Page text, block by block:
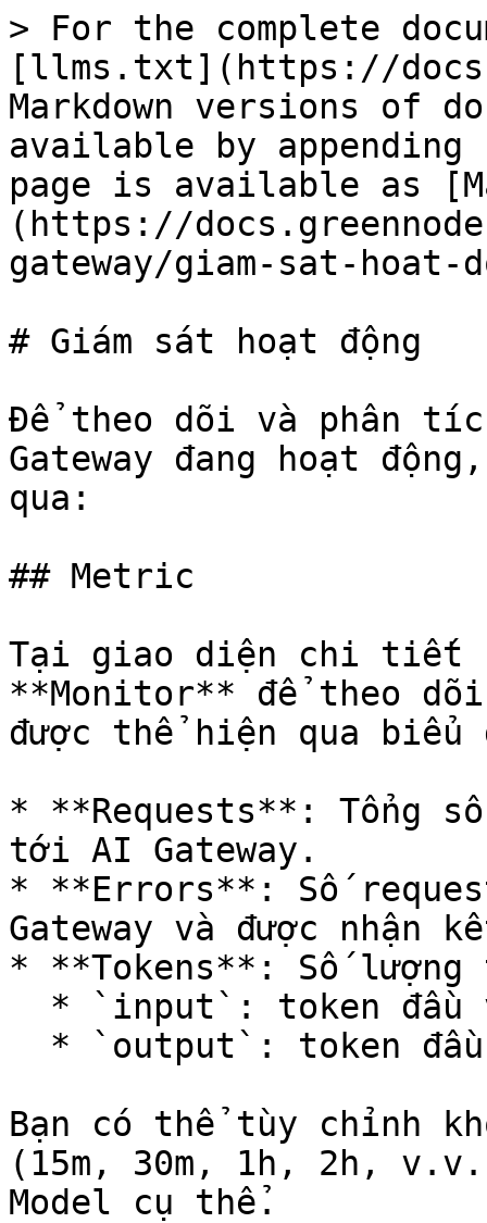
> For the complete
[llms.txt](https://
Markdown versions of
available by
page is available as
(https://
gateway/giam-sat-hoat-
# Giám sát hoạt động
Để theo dõi và phân
Gateway đang hoạt
qua:
## Metric
Tại giao diện chi tiết
**Monitor** để theo
được thể hiện qua biểu
* **Requests**: Tổng
tới AI Gateway.
* **Errors**: Số
Gateway và được nhận
* **Tokens**: Số lượng
Bạn có thể tùy chỉnh
(15m, 30m, 1h, 2h,
Model cụ thể.